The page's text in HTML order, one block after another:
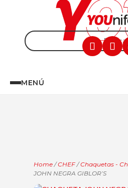
MENÚ
Home /CHEF /Chaquetas -
JOHN NEGRA GIBLOR’S